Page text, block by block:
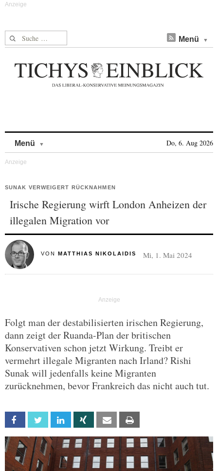
Suche nach: Menü
Menü Do, 6. Aug 2026
SUNAK VERWEIGERT RÜCKNAHMEN
Irische Regierung wirft London Anheizen der
illegalen Migration vor
VON MATTHIAS NIKOLAIDIS Mi, 1. Mai 2024
Folgt man der destabilisierten irischen Regierung,
dann zeigt der Ruanda-Plan der britischen
Konservativen schon jetzt Wirkung. Treibt er
vermehrt illegale Migranten nach Irland? Rishi
Sunak will jedenfalls keine Migranten
zurücknehmen, bevor Frankreich das nicht auch tut.
Facebook Twitter Linkedin Xing Email